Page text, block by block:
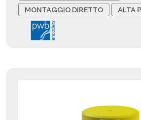
MONTAGGIO DIRETTO
ALTA